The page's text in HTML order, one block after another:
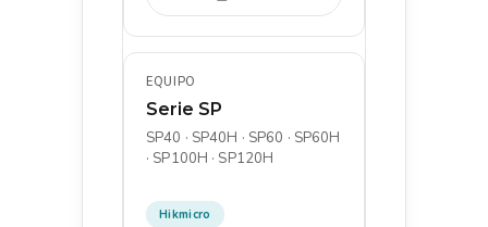
Serie SP
SP40 · SP40H · SP60 · SP60H
· SP100H · SP120H
Hikmicro